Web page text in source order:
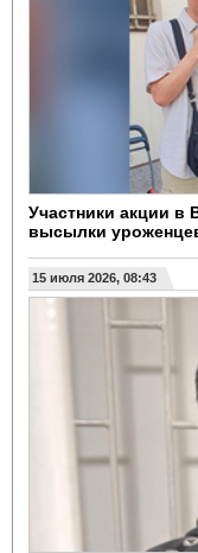
Участники акции в
высылки
15 июля 2026, 08:43